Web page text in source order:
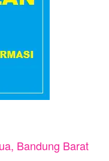
Bandung Barat